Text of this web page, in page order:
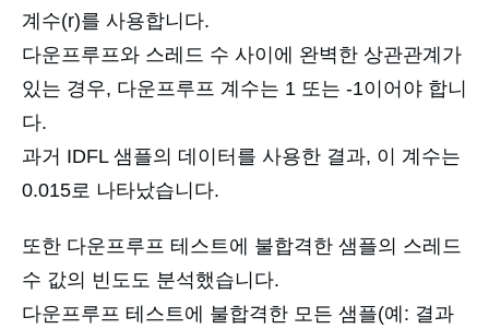
계수(r)를 사용합니다.
다운프루프와 스레드 수 사이에 완벽한 상관관계가
있는 경우, 다운프루프 계수는 1 또는 -1이어야 합니
다.
과거 IDFL 샘플의 데이터를 사용한 결과, 이 계수는
0.015로 나타났습니다.
또한 다운프루프 테스트에 불합격한 샘플의 스레드
수 값의 빈도도 분석했습니다.
다운프루프 테스트에 불합격한 모든 샘플(예: 결과